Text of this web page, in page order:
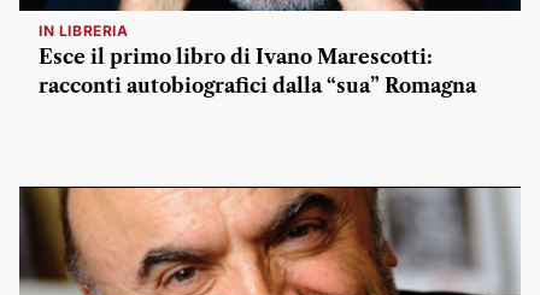
IN LIBRERIA
Esce il primo libro di Ivano Marescotti:
racconti autobiografici dalla “sua” Romagna